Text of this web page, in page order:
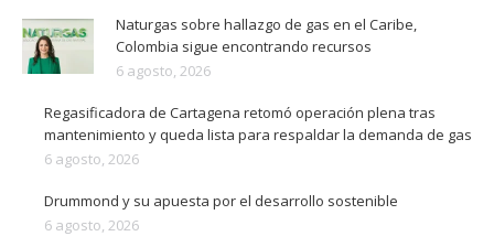
Naturgas sobre hallazgo de gas en el Caribe,
Colombia sigue encontrando recursos
6 agosto, 2026
Regasificadora de Cartagena retomó operación plena tras
mantenimiento y queda lista para respaldar la demanda de gas
6 agosto, 2026
Drummond y su apuesta por el desarrollo sostenible
6 agosto, 2026